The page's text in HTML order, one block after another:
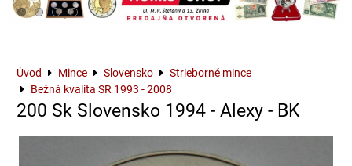
Úvod Mince Slovensko
Strieborné mince
Bežná kvalita SR 1993 - 2008
200 Sk Slovensko 1994 - Alexy - BK